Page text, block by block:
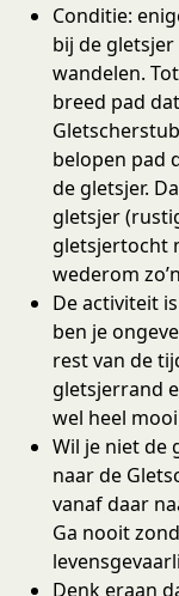
Conditie:
bij de
wandelen.
breed pad
belopen pad
de gletsjer.
gletsjer
gletsjertocht
wederom
De activiteit
ben je
rest van de
gletsjerrand
wel heel
Wil je niet de
naar de
vanaf daar
Ga nooit
Denk eraan